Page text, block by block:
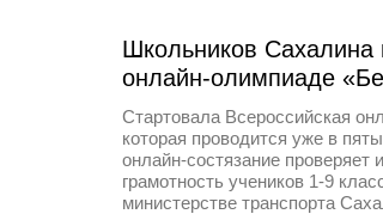
Школьников Сахалина
онлайн-олимпиаде
Стартовала Всероссийская
которая проводится уже в
онлайн-состязание
грамотность учеников 1-9
министерстве транспорта